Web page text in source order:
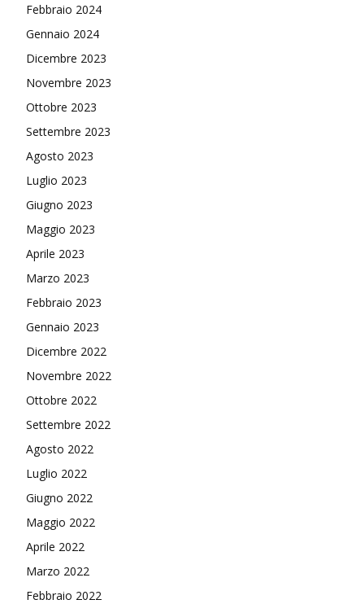
Febbraio 2024
Gennaio 2024
Dicembre 2023
Novembre 2023
Ottobre 2023
Settembre 2023
Agosto 2023
Luglio 2023
Giugno 2023
Maggio 2023
Aprile 2023
Marzo 2023
Febbraio 2023
Gennaio 2023
Dicembre 2022
Novembre 2022
Ottobre 2022
Settembre 2022
Agosto 2022
Luglio 2022
Giugno 2022
Maggio 2022
Aprile 2022
Marzo 2022
Febbraio 2022